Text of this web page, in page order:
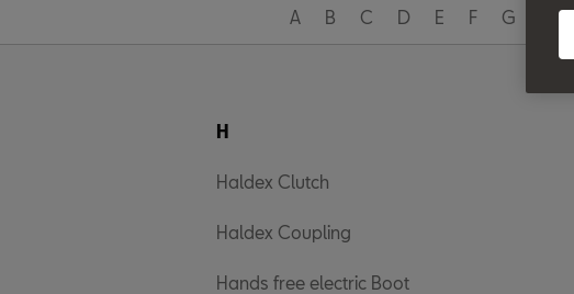
A B C D E F G
H
Haldex Clutch
Haldex Coupling
Hands free electric Boot